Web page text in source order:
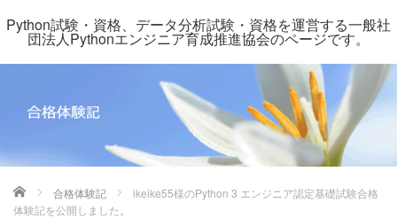
Python試験・資格、データ分析試験・資格を運営する一般社
団法人Pythonエンジニア育成推進協会のページです。
ホーム 合格体験記
ikeike55様のPython 3 エンジニア認定基礎試験合格
体験記を公開しました。